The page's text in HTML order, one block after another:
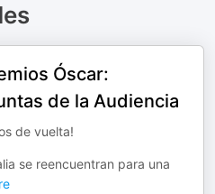
Óscar:
de la Audiencia
de vuelta!
se reencuentran para una